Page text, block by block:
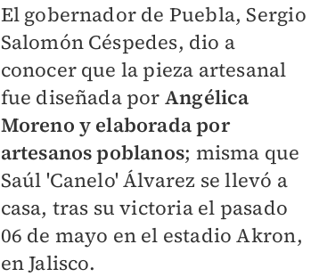
El gobernador de Puebla, Sergio
Salomón Céspedes, dio a
conocer que la pieza artesanal
fue diseñada por Angélica
Moreno y elaborada por
artesanos poblanos; misma que
Saúl 'Canelo' Álvarez se llevó a
casa, tras su victoria el pasado
06 de mayo en el estadio Akron,
en Jalisco.